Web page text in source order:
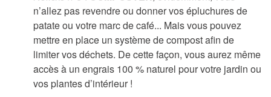
n’allez pas revendre ou donner vos épluchures de
patate ou votre marc de café... Mais vous pouvez
mettre en place un système de compost afin de
limiter vos déchets. De cette façon, vous aurez même
accès à un engrais 100 % naturel pour votre jardin ou
vos plantes d’intérieur !